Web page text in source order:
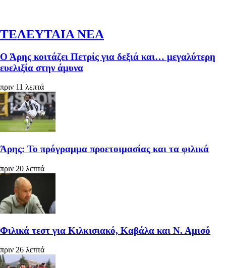
ΤΕΛΕΥΤΑΙΑ ΝΕΑ
Ο Άρης κοιτάζει Πετρίς για δεξιά και… μεγαλύτερη
ευελιξία στην άμυνα
πριν 11 λεπτά
Άρης: Το πρόγραμμα προετοιμασίας και τα φιλικά
πριν 20 λεπτά
Φιλικά τεστ για Κιλκισιακό, Καβάλα και Ν. Αμισό
πριν 26 λεπτά